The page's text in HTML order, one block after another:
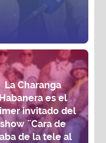
La Charanga
es el
invitado del
show ¨Cara de
de la tele al